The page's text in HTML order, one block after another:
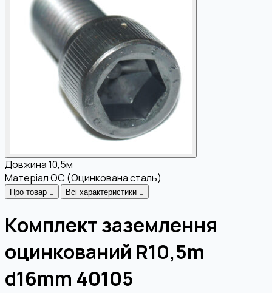
Довжина10,5м
МатеріалOC (Оцинкована сталь)
Про товар Всі характеристики
Комплект заземлення
оцинкований R10,5m
d16mm 40105